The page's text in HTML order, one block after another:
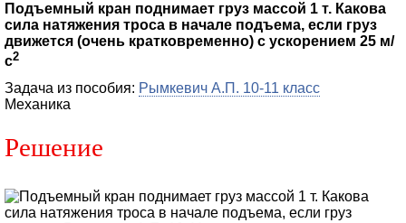
Подъемный кран поднимает груз массой 1 т. Какова
сила натяжения троса в начале подъема, если груз
движется (очень кратковременно) с ускорением 25 м/
с2
Задача из пособия: Рымкевич А.П. 10-11 класс
Механика
Решение